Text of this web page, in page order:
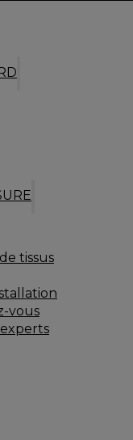
tissus
vous